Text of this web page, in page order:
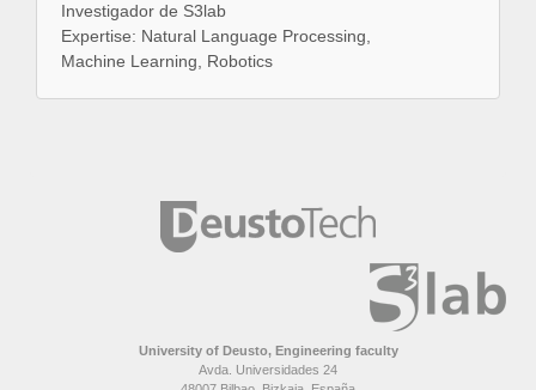
Investigador de S3lab
Expertise: Natural Language Processing,
Machine Learning, Robotics
University of Deusto, Engineering faculty
Avda. Universidades 24